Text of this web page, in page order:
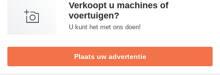
Verkoopt u machines of
voertuigen?
U kunt het met ons doen!
Plaats uw advertentie